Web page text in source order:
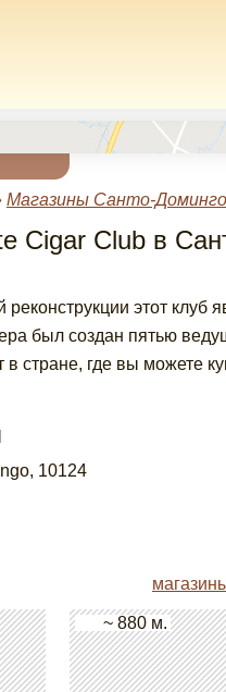
Магазины Санто-Доминго
Cigar Club в
этот
был создан пятью
стране, где вы можете
10124
~ 880 м.